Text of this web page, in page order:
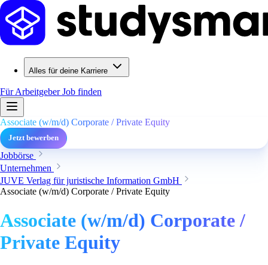
Alles für deine Karriere
Für ArbeitgeberJob finden
Associate (w/m/d) Corporate / Private Equity
Jetzt bewerben
Jobbörse
Unternehmen
JUVE Verlag für juristische Information GmbH
Associate (w/m/d) Corporate / Private Equity
Associate (w/m/d) Corporate /
Private Equity